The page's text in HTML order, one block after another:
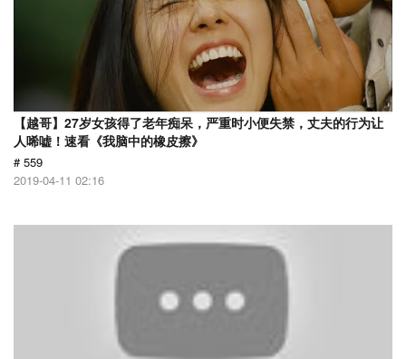
【越哥】27岁女孩得了老年痴呆，严重时小便失禁，丈夫的行为让
人唏嘘！速看《我脑中的橡皮擦》
# 559
2019-04-11 02:16